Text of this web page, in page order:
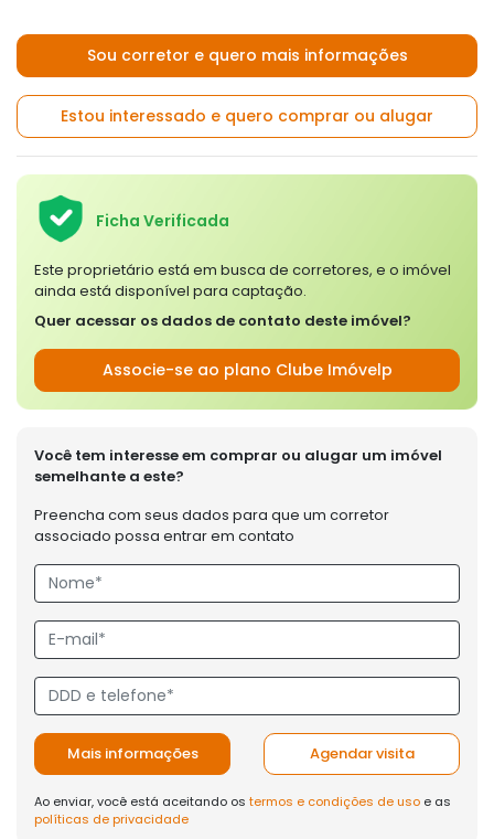
Sou corretor e quero mais informações
Estou interessado e quero comprar ou alugar
Ficha Verificada
Este proprietário está em busca de corretores, e o imóvel
ainda está disponível para captação.
Quer acessar os dados de contato deste imóvel?
Associe-se ao plano Clube Imóvelp
Você tem interesse em comprar ou alugar um imóvel
semelhante a este?
Preencha com seus dados para que um corretor
associado possa entrar em contato
Mais informações Agendar visita
Ao enviar, você está aceitando os termos e condições de uso e as
políticas de privacidade